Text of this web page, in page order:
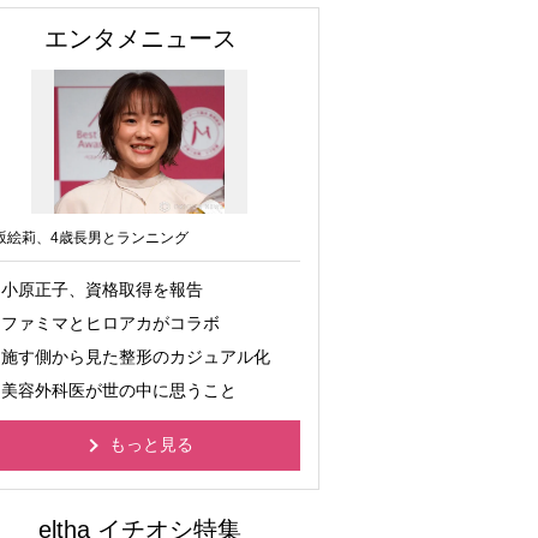
エンタメニュース
絵莉、4歳長男とランニング
小原正子、資格取得を報告
ファミマとヒロアカがコラボ
施す側から見た整形のカジュアル化
美容外科医が世の中に思うこと
もっと見る